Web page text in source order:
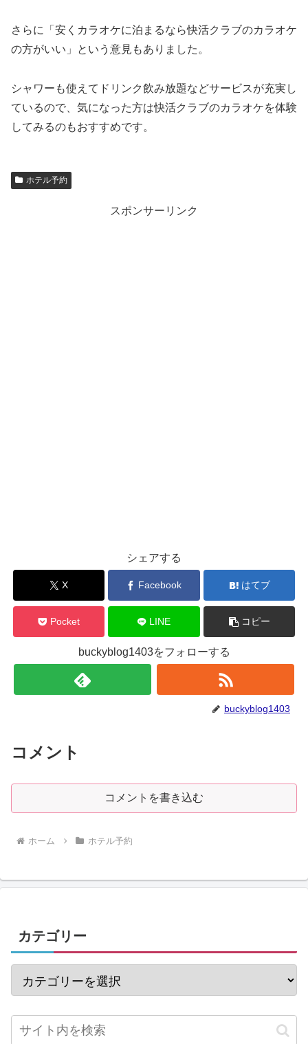
さらに「安くカラオケに泊まるなら快活クラブのカラオケ
の方がいい」という意見もありました。
シャワーも使えてドリンク飲み放題などサービスが充実し
ているので、気になった方は快活クラブのカラオケを体験
してみるのもおすすめです。
ホテル予約
スポンサーリンク
シェアする
X Facebook はてブ
Pocket LINE コピー
buckyblog1403をフォローする
buckyblog1403
コメント
コメントを書き込む
ホーム ホテル予約
カテゴリー